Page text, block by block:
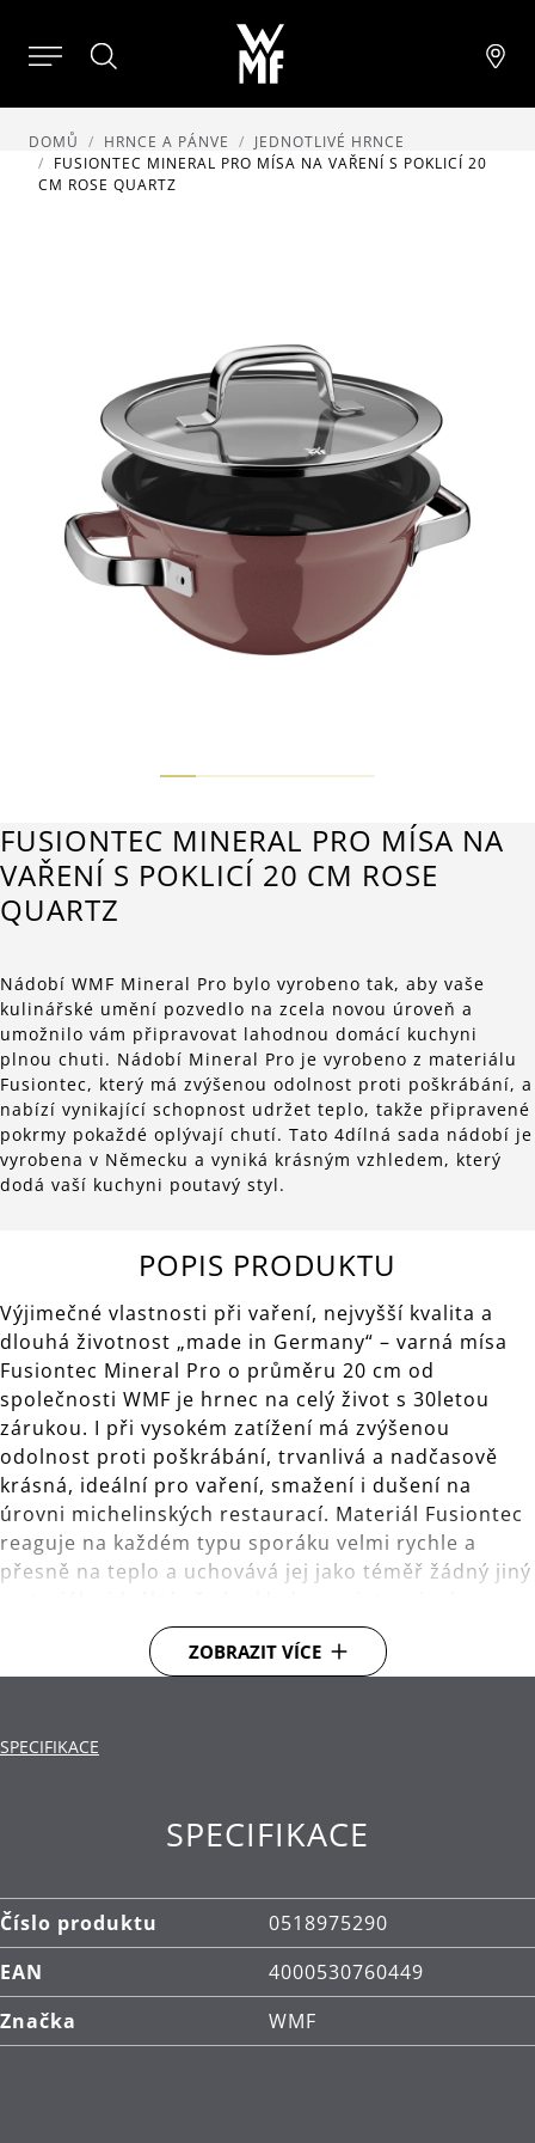
DOMŮ HRNCE A PÁNVE
JEDNOTLIVÉ HRNCE
FUSIONTEC MINERAL PRO MÍSA NA VAŘENÍ S POKLICÍ 20
CM ROSE QUARTZ
FUSIONTEC MINERAL PRO MÍSA NA
VAŘENÍ S POKLICÍ 20 CM ROSE
QUARTZ
Nádobí WMF Mineral Pro bylo vyrobeno tak, aby vaše
kulinářské umění pozvedlo na zcela novou úroveň a
umožnilo vám připravovat lahodnou domácí kuchyni
plnou chuti. Nádobí Mineral Pro je vyrobeno z materiálu
Fusiontec, který má zvýšenou odolnost proti poškrábání, a
nabízí vynikající schopnost udržet teplo, takže připravené
pokrmy pokaždé oplývají chutí. Tato 4dílná sada nádobí je
vyrobena v Německu a vyniká krásným vzhledem, který
dodá vaší kuchyni poutavý styl.
POPIS PRODUKTU
Výjimečné vlastnosti při vaření, nejvyšší kvalita a
dlouhá životnost „made in Germany“ – varná mísa
Fusiontec Mineral Pro o průměru 20 cm od
společnosti WMF je hrnec na celý život s 30letou
zárukou. I při vysokém zatížení má zvýšenou
odolnost proti poškrábání, trvanlivá a nadčasově
krásná, ideální pro vaření, smažení i dušení na
úrovni michelinských restaurací. Materiál Fusiontec
reaguje na každém typu sporáku velmi rychle a
přesně na teplo a uchovává jej jako téměř žádný jiný
chuťový zážitek. Varná mísa je navíc vybavena
tepelně izolovanými dutými rukojeťmi* a skleněnou
Materiál Fusiontec spojuje 20 kvalitních minerálů
Nádobí, které si zachovává svůj vzhled i při
každodenním používání, včetně kontaktu s
Vynikající vlastnosti udržování tepla, které nabízí
dokonalé výsledky vaření plné výrazných a
bohatých chutí
Rychle se zahřívající nádoba na vaření, která
rychle dosáhne správné teploty, poskytuje
ZOBRAZIT VÍCE
SPECIFIKACE
SPECIFIKACE
Číslo produktu
0518975290
EAN
4000530760449
Značka
WMF